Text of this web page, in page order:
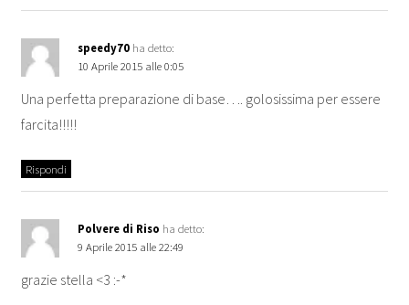
speedy70 ha detto:
10 Aprile 2015 alle 0:05
Una perfetta preparazione di base…. golosissima per essere
farcita!!!!!
Rispondi
Polvere di Riso ha detto:
9 Aprile 2015 alle 22:49
grazie stella <3 :-*